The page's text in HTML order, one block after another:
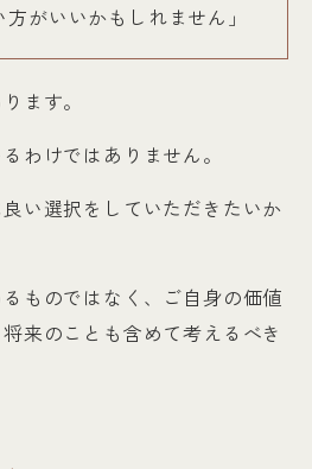
方がいいかもしれません」
ます。
わけではありません。
い選択をしていただきたいか
ものではなく、ご自身の価値
来のことも含めて考えるべき